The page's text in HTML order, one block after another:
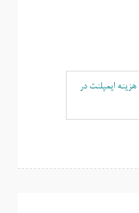
هزینه ایمپلنت در